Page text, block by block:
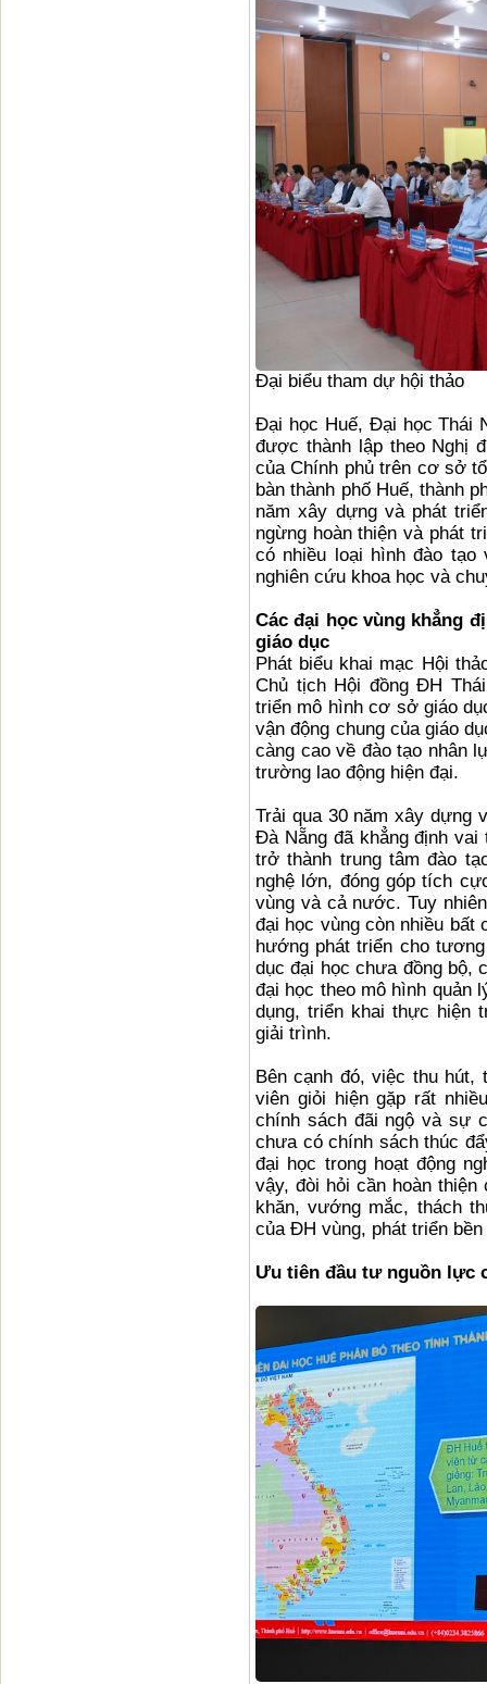
Đại biểu tham dự hội thảo
Đại học Huế, Đại học Thái
được thành lập theo Nghị
của Chính phủ trên cơ sở
bàn thành phố Huế, thành
năm xây dựng và phát
ngừng hoàn thiện và phát
có nhiều loại hình đào tạo
nghiên cứu khoa học và
Các đại học vùng khẳng
giáo dục
Phát biểu khai mạc Hội
Chủ tịch Hội đồng ĐH
triển mô hình cơ sở giáo
vận động chung của giáo
càng cao về đào tạo nhân
trường lao động hiện đại.
Trải qua 30 năm xây dựng
Đà Nẵng đã khẳng định
trở thành trung tâm đào
nghệ lớn, đóng góp tích
vùng và cả nước. Tuy
đại học vùng còn nhiều bất
hướng phát triển cho
dục đại học chưa đồng bộ,
đại học theo mô hình quản
dụng, triển khai thực hiện
giải trình.
Bên cạnh đó, việc thu
viên giỏi hiện gặp rất
chính sách đãi ngộ và sự
chưa có chính sách thúc
đại học trong hoạt động
vậy, đòi hỏi cần hoàn
khăn, vướng mắc, thách
của ĐH vùng, phát triển
Ưu tiên đầu tư nguồn lực